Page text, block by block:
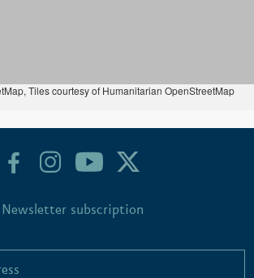
Tiles courtesy of Humanitarian OpenStreetMap
Newsletter subscription